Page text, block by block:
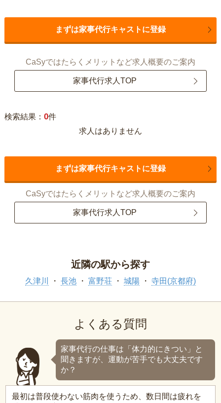
まずは家事代行キャストに登録
CaSyではたらくメリットなど求人概要のご案内
家事代行求人TOP
検索結果： 0件
求人はありません
まずは家事代行キャストに登録
CaSyではたらくメリットなど求人概要のご案内
家事代行求人TOP
近隣の駅から探す
久津川 長池 富野荘 城陽 寺田(京都府)
よくある質問
家事代行の仕事は「体力的にきつい」と
聞きますが、運動が苦手でも大丈夫です
か？
最初は普段使わない筋肉を使うため、数日間は疲れを